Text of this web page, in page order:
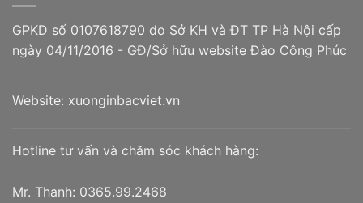
GPKD số 0107618790 do Sở KH và ĐT TP Hà Nội cấp
ngày 04/11/2016 - GĐ/Sở hữu website Đào Công Phúc
Website: xuonginbacviet.vn
Hotline tư vấn và chăm sóc khách hàng:
Mr. Thanh: 0365.99.2468